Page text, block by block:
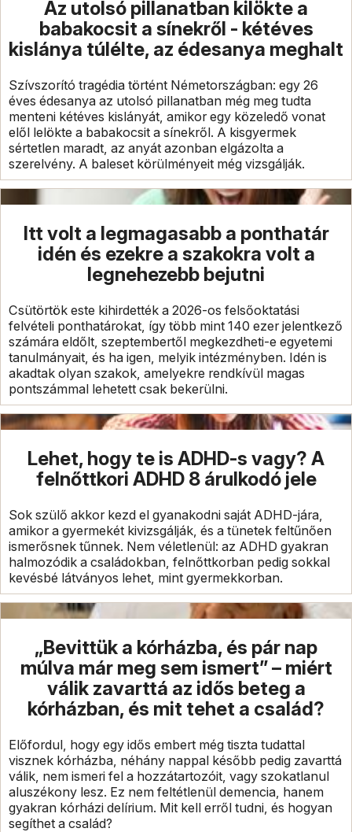
Az utolsó pillanatban kilökte a
babakocsit a sínekről - kétéves
kislánya túlélte, az édesanya meghalt
Szívszorító tragédia történt Németországban: egy 26
éves édesanya az utolsó pillanatban még meg tudta
menteni kétéves kislányát, amikor egy közeledő vonat
elől lelökte a babakocsit a sínekről. A kisgyermek
sértetlen maradt, az anyát azonban elgázolta a
szerelvény. A baleset körülményeit még vizsgálják.
Itt volt a legmagasabb a ponthatár
idén és ezekre a szakokra volt a
legnehezebb bejutni
Csütörtök este kihirdették a 2026-os felsőoktatási
felvételi ponthatárokat, így több mint 140 ezer jelentkező
számára eldőlt, szeptembertől megkezdheti-e egyetemi
tanulmányait, és ha igen, melyik intézményben. Idén is
akadtak olyan szakok, amelyekre rendkívül magas
pontszámmal lehetett csak bekerülni.
Lehet, hogy te is ADHD-s vagy? A
felnőttkori ADHD 8 árulkodó jele
Sok szülő akkor kezd el gyanakodni saját ADHD-jára,
amikor a gyermekét kivizsgálják, és a tünetek feltűnően
ismerősnek tűnnek. Nem véletlenül: az ADHD gyakran
halmozódik a családokban, felnőttkorban pedig sokkal
kevésbé látványos lehet, mint gyermekkorban.
„Bevittük a kórházba, és pár nap
múlva már meg sem ismert” – miért
válik zavarttá az idős beteg a
kórházban, és mit tehet a család?
Előfordul, hogy egy idős embert még tiszta tudattal
visznek kórházba, néhány nappal később pedig zavarttá
válik, nem ismeri fel a hozzátartozóit, vagy szokatlanul
aluszékony lesz. Ez nem feltétlenül demencia, hanem
gyakran kórházi delírium. Mit kell erről tudni, és hogyan
segíthet a család?